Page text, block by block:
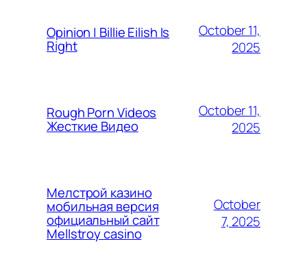
Opinion | Billie Eilish Is
Right
October 11,
2025
Rough Porn Videos
Жесткие Видео
October 11,
2025
Мелстрой казино
мобильная версия
официальный сайт
Mellstroy casino
October
7, 2025